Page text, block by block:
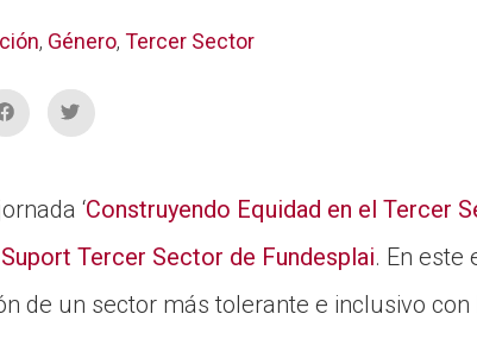
, Género, Tercer Sector
‘Construyendo Equidad en el Tercer
Suport Tercer Sector de Fundesplai. En este
de un sector más tolerante e inclusivo con